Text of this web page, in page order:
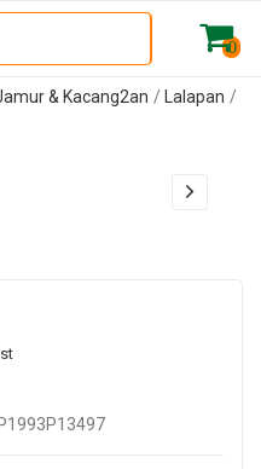
0
& Kacang2an
Lalapan